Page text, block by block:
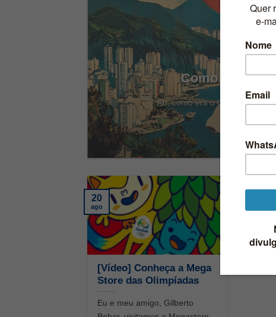
Como Era o
Ah, como era o Carnaval
[Vídeo] Conheça a Mega
Store das Olimpíadas
Eu e meu amigo, Gilberto
20
ago